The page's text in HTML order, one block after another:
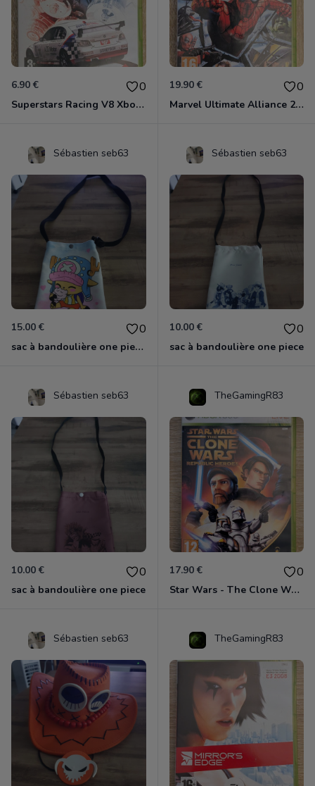
6.90 € 0
Superstars Racing V8 Xbox 360
19.90 € 0
Marvel Ultimate Alliance 2 Xbox 360
Sébastien seb63
15.00 € 0
sac à bandoulière one piece chopper
Sébastien seb63
10.00 € 0
sac à bandoulière one piece
Sébastien seb63
10.00 € 0
sac à bandoulière one piece
TheGamingR83
17.90 € 0
Star Wars - The Clone Wars - Les Héros De La République Xbox 360
Sébastien seb63 TheGamingR83